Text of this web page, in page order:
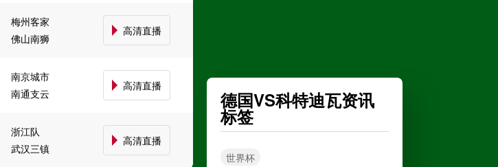
梅州客家
佛山南狮
高清直播
南京城市
南通支云
高清直播
浙江队
武汉三镇
高清直播
无锡吴钩 VS 宁波职业足球俱乐部
德国VS科特迪瓦资讯
标签
世界杯